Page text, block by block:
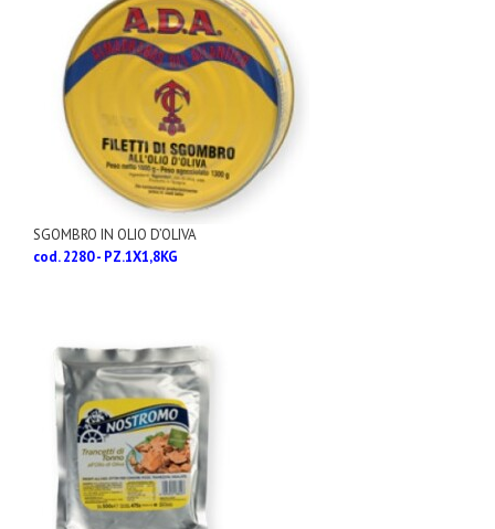
SGOMBRO IN OLIO D’OLIVA
cod. 2280 - PZ.1X1,8KG